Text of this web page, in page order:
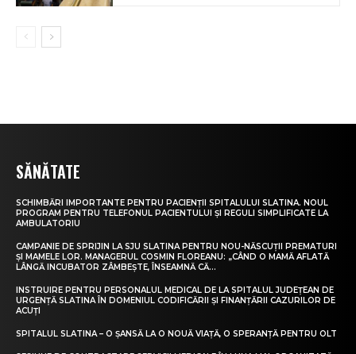
SĂNĂTATE
SCHIMBĂRI IMPORTANTE PENTRU PACIENȚII SPITALULUI SLATINA. NOUL
PROGRAM PENTRU TELEFONUL PACIENTULUI ȘI REGULI SIMPLIFICATE LA
AMBULATORIU
CAMPANIE DE SPRIJIN LA SJU SLATINA PENTRU NOU-NĂSCUȚII PREMATURI
ȘI MAMELE LOR. MANAGERUL COSMIN FLOREANU: „CÂND O MAMĂ AFLATĂ
LÂNGĂ INCUBATOR ZÂMBEȘTE, ÎNSEAMNĂ CĂ...
INSTRUIRE PENTRU PERSONALUL MEDICAL DE LA SPITALUL JUDEȚEAN DE
URGENȚĂ SLATINA ÎN DOMENIUL CODIFICĂRII ȘI FINANȚĂRII CAZURILOR DE
ACUȚI
SPITALUL SLATINA – O ȘANSĂ LA O NOUĂ VIAȚĂ, O SPERANȚĂ PENTRU OLT